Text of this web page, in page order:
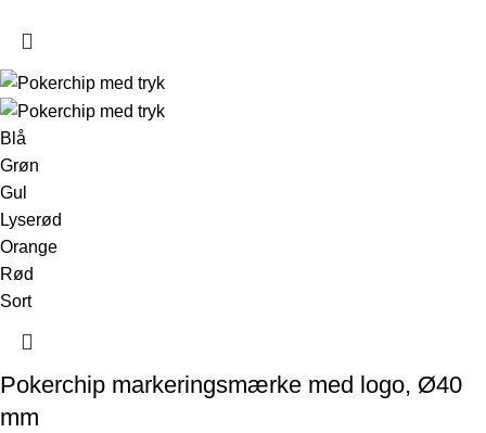
Blå
Grøn
Gul
Lyserød
Orange
Rød
Sort
Pokerchip markeringsmærke med logo, Ø40
mm